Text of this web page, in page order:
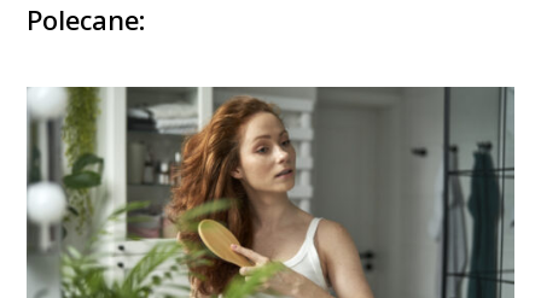
Polecane: